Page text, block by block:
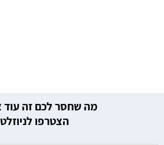
מה שחסר לכם זה עוד
הצטרפו